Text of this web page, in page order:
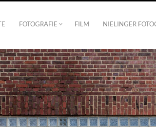
FOTOGRAFIE FILM NIELINGER